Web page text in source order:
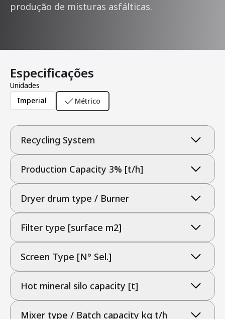
produção de misturas asfálticas.
Especificações
Unidades
Imperial
Métrico
Recycling System
Production Capacity 3% [t/h]
Dryer drum type / Burner
Filter type [surface m2]
Screen Type [N° Sel.]
Hot mineral silo capacity [t]
Mixer type / Batch capacity kg t/h